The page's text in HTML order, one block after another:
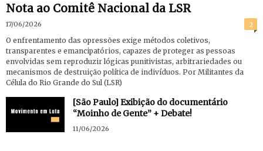
Nota ao Comitê Nacional da LSR
17/06/2026 2
O enfrentamento das opressões exige métodos coletivos,
transparentes e emancipatórios, capazes de proteger as pessoas
envolvidas sem reproduzir lógicas punitivistas, arbitrariedades ou
mecanismos de destruição política de indivíduos. Por Militantes da
Célula do Rio Grande do Sul (LSR)
[São Paulo] Exibição do documentário
“Moinho de Gente” + Debate!
11/06/2026